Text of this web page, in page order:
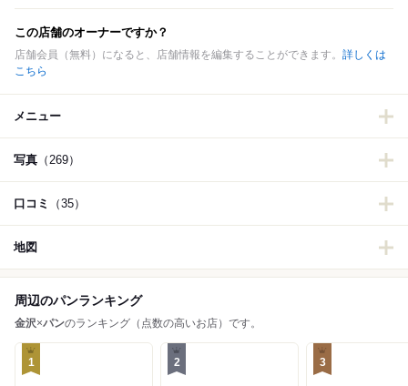
この店舗のオーナーですか？
店舗会員（無料）になると、店舗情報を編集することができます。 詳しくは
こちら
メニュー
写真 （269）
口コミ （35）
地図
周辺のパンランキング
金沢×パンのランキング（点数の高いお店）です。
1 2 3